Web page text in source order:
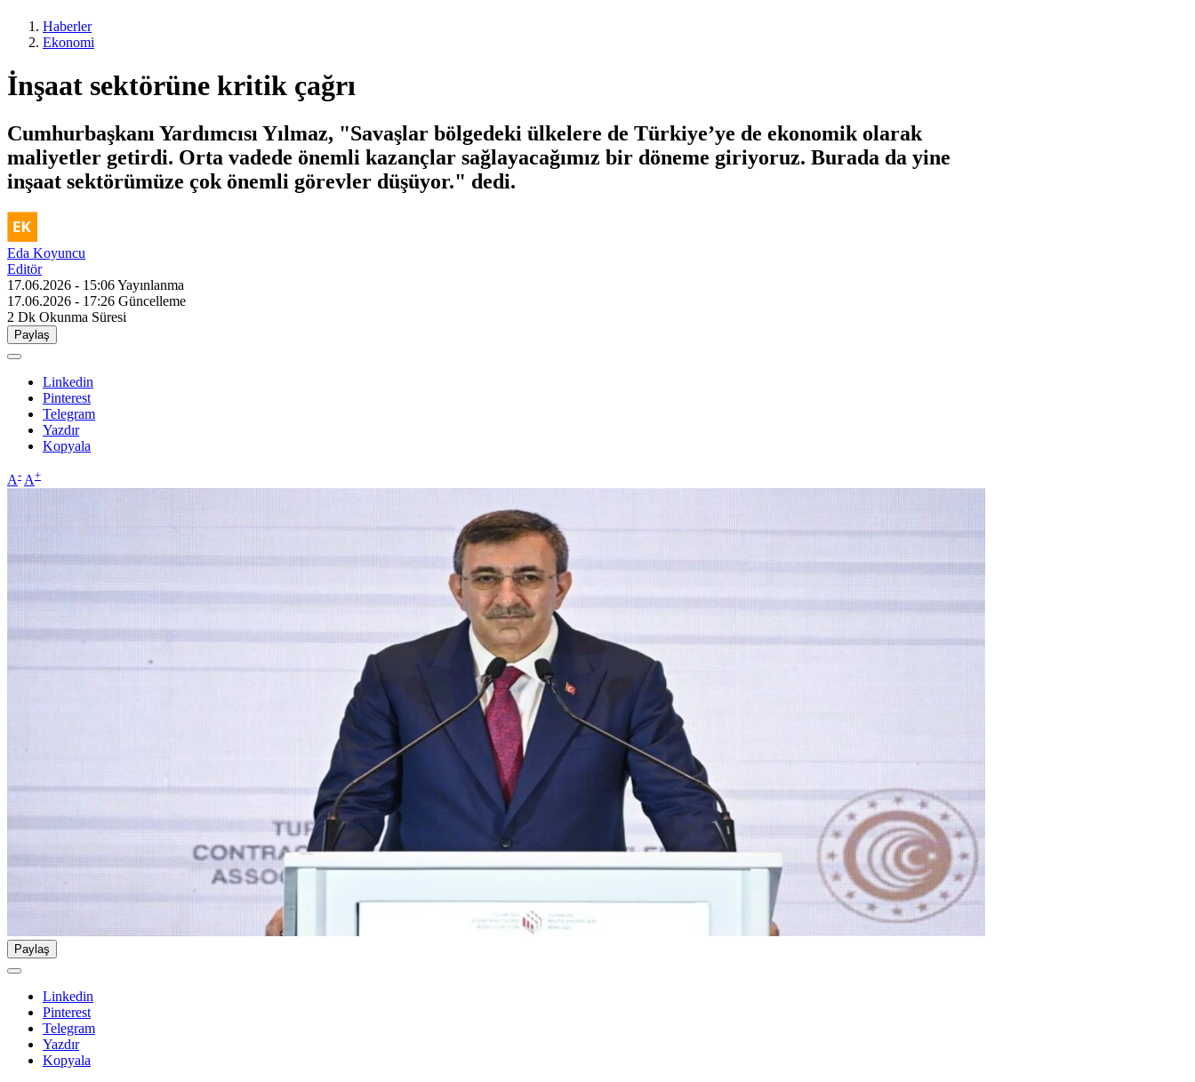
Haberler
Ekonomi
İnşaat sektörüne kritik çağrı
Cumhurbaşkanı Yardımcısı Yılmaz, "Savaşlar bölgedeki ülkelere de Türkiye’ye de ekonomik olarak
maliyetler getirdi. Orta vadede önemli kazançlar sağlayacağımız bir döneme giriyoruz. Burada da yine
inşaat sektörümüze çok önemli görevler düşüyor." dedi.
Eda Koyuncu
Editör
17.06.2026 - 15:06Yayınlanma
17.06.2026 - 17:26 Güncelleme
2 Dk Okunma Süresi
Paylaş
Linkedin
Pinterest
Telegram
Yazdır
Kopyala
A- A+
Paylaş
Linkedin
Pinterest
Telegram
Yazdır
Kopyala